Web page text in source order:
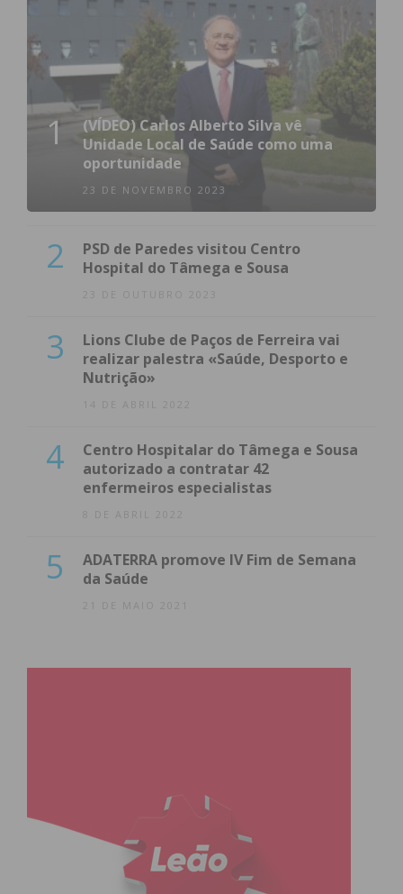
1
(VÍDEO) Carlos Alberto Silva vê
Unidade Local de Saúde como uma
oportunidade
23 DE NOVEMBRO 2023
2
PSD de Paredes visitou Centro
Hospital do Tâmega e Sousa
23 DE OUTUBRO 2023
3
Lions Clube de Paços de Ferreira vai
realizar palestra «Saúde, Desporto e
Nutrição»
14 DE ABRIL 2022
4
Centro Hospitalar do Tâmega e Sousa
autorizado a contratar 42
enfermeiros especialistas
8 DE ABRIL 2022
5
ADATERRA promove IV Fim de Semana
da Saúde
21 DE MAIO 2021